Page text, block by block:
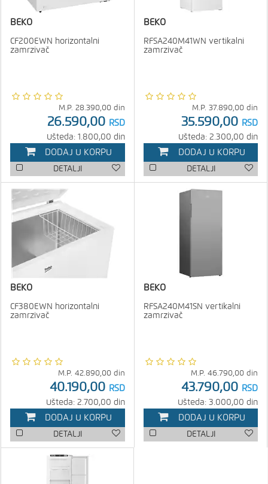
BEKO
CF200EWN horizontalni
zamrzivač
M.P. 28.390,00 din
26.590,00 RSD
Ušteda: 1.800,00 din
DODAJ U KORPU
DETALJI
BEKO
RFSA240M41WN vertikalni
zamrzivač
M.P. 37.890,00 din
35.590,00 RSD
Ušteda: 2.300,00 din
DODAJ U KORPU
DETALJI
BEKO
CF380EWN horizontalni
zamrzivač
M.P. 42.890,00 din
40.190,00 RSD
Ušteda: 2.700,00 din
DODAJ U KORPU
DETALJI
BEKO
RFSA240M41SN vertikalni
zamrzivač
M.P. 46.790,00 din
43.790,00 RSD
Ušteda: 3.000,00 din
DODAJ U KORPU
DETALJI